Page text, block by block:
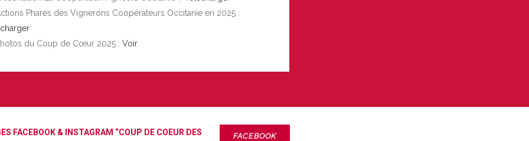
Phares des Vignerons Coopérateurs Occitanie en 2025 :
du Coup de Cœur 2025 : Voir
FACEBOOK & INSTAGRAM “COUP DE COEUR DES
FACEBOOK